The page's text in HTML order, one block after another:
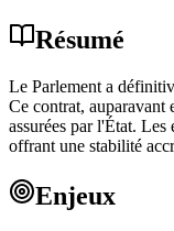
Résumé
Le Parlement a
Ce contrat, auparavant
assurées par l'État.
offrant une stabilité
Enjeux